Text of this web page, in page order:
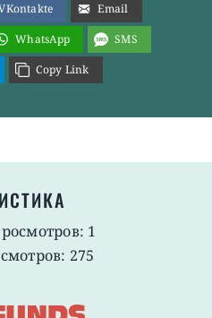
Email
WhatsApp
SMS
Copy Link
1
275